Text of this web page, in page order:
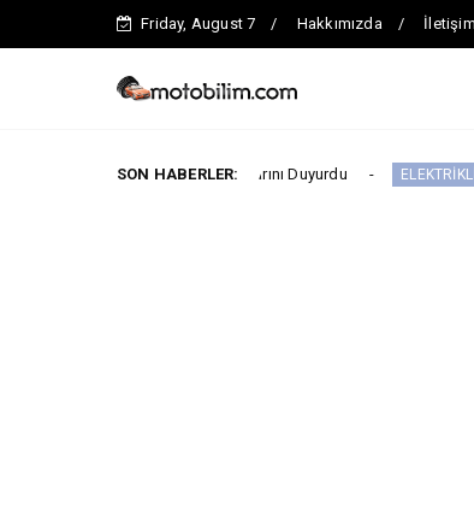
Friday, August 7 Hakkımızda İletişim
SON HABERLER:
Ağustos Fiyatlarını Duyurdu ELEKTRİKLİ ARAÇLAR